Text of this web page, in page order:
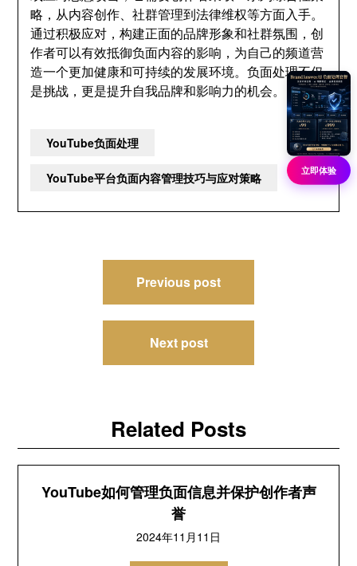
略，从内容创作、社群管理到法律维权等方面入手。
通过积极应对，构建正面的品牌形象和社群氛围，创
作者可以有效抵御负面内容的影响，为自己的频道营
造一个更加健康和可持续的发展环境。负面处理不仅
是挑战，更是提升自我品牌和影响力的机会。
YouTube负面处理
YouTube平台负面内容管理技巧与应对策略
Previous post
Next post
Related Posts
YouTube如何管理负面信息并保护创作者声
誉
2024年11月11日
立即体验